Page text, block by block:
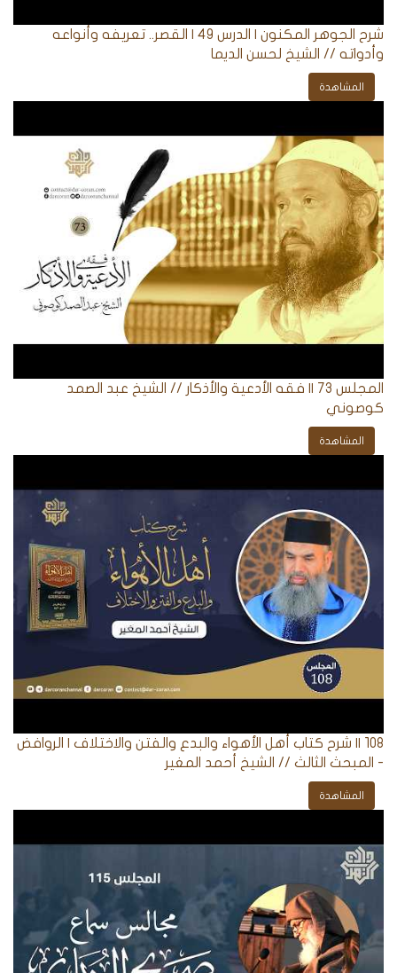
شرح الجوهر المكنون | الدرس 49 | القصر.. تعريفه وأنواعه
وأدواته // الشيخ لحسن الديما
المشاهدة
المجلس 73 || فقه الأدعية والأذكار // الشيخ عبد الصمد
كوصوني
المشاهدة
108 || شرح كتاب أهل الأهواء والبدع والفتن والاختلاف | الروافض
- المبحث الثالث // الشيخ أحمد المغير
المشاهدة